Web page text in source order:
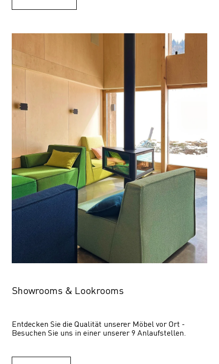
Showrooms & Lookrooms
Entdecken Sie die Qualität unserer Möbel vor Ort -
Besuchen Sie uns in einer unserer 9 Anlaufstellen.